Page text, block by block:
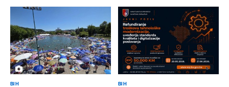
BIH BIH